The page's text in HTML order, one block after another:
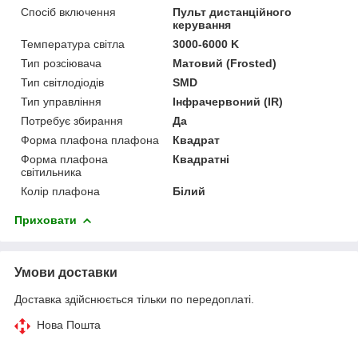
Спосіб включення
Пульт дистанційного
керування
Температура світла
3000-6000 K
Тип розсіювача
Матовий (Frosted)
Тип світлодіодів
SMD
Тип управління
Інфрачервоний (IR)
Потребує збирання
Да
Форма плафона плафона
Квадрат
Форма плафона
світильника
Квадратні
Колір плафона Білий
Приховати
Умови доставки
Доставка здійснюється тільки по передоплаті.
Нова Пошта